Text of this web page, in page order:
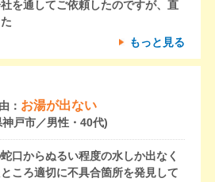
を通してご依頼したのですが、直
もっと見る
： お湯が出ない
戸市／男性・40代)
口からぬるい程度の水しか出なく
ころ適切に不具合箇所を発見して